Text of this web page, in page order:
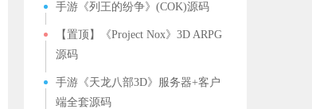
手游《列王的纷争》(COK)源码
【置顶】《Project Nox》3D ARPG
源码
手游《天龙八部3D》服务器+客户
端全套源码